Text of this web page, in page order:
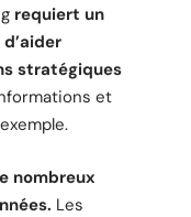
requiert un
stratégiques
et
nombreux
Les